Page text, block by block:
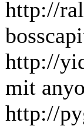
http://
http://
mit
http://